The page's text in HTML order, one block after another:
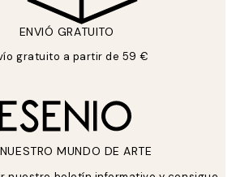
ENVIÓ GRATUITO
gratuito a partir de 59 €
MUNDO DE ARTE